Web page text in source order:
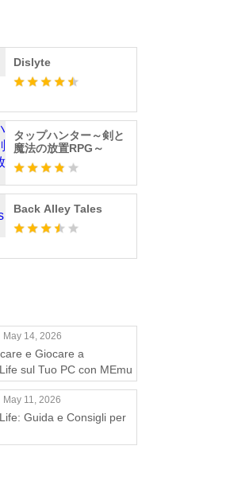
Umeka Shoji,
Junichi Suwabe, Seki
Sonozaki, Yo
Shunsuke
Kisho Taniyama,
Sakura Shimo,
Takuma
Kosuke
Kaori Nazuka,
Hashi, Ikumi
An Haruno,
Ai, Misato Fukuen,
Mafia Kajita,
Hikaru Midorikawa,
Murase, Tomoyuki
Yasui, Kazuhiro
Yamanoi, Hibiki
Yonezawa, Naomi
Dislyte
タップハンター～剣と
魔法の放置RPG～
Back Alley Tales
May 14, 2026
e Giocare a
sul Tuo PC con MEmu
May 11, 2026
Guida e Consigli per